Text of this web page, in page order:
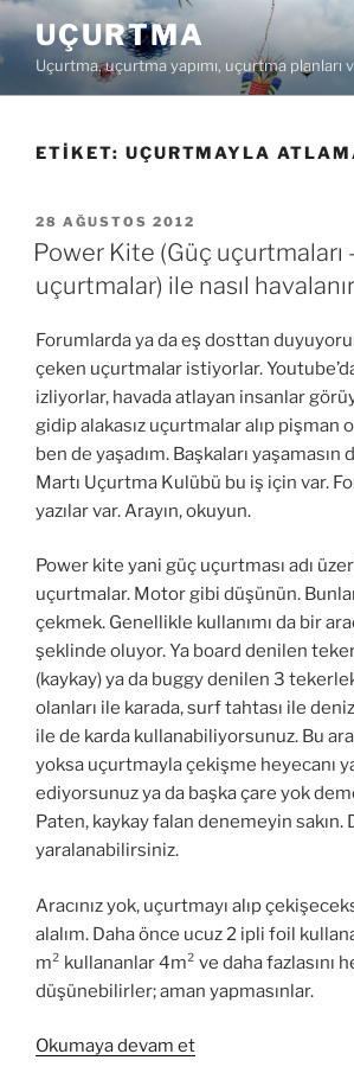
İçeriğe
geç UÇURTMA
Uçurtma, uçurtma yapımı, uçurtma planları
ETIKET: UÇURTMAYLA
YAYIM
TARIHI
28 AĞUSTOS 2012
Power Kite (Güç uçurtmaları
uçurtmalar) ile nasıl
Forumlarda ya da eş dosttan
çeken uçurtmalar istiyorlar.
izliyorlar, havada atlayan insanlar
gidip alakasız uçurtmalar alıp pişman
ben de yaşadım. Başkaları yaşamasın
Martı Uçurtma Kulübü bu iş için var.
yazılar var. Arayın, okuyun.
Power kite yani güç uçurtması adı
uçurtmalar. Motor gibi düşünün.
çekmek. Genellikle kullanımı da bir
şeklinde oluyor. Ya board denilen
(kaykay) ya da buggy denilen 3
olanları ile karada, surf tahtası ile
ile de karda kullanabiliyorsunuz. Bu
yoksa uçurtmayla çekişme heyecanı
ediyorsunuz ya da başka çare yok
Paten, kaykay falan denemeyin sakın.
yaralanabilirsiniz.
Aracınız yok, uçurtmayı alıp
alalım. Daha önce ucuz 2 ipli foil
m² kullananlar 4m² ve daha fazlasını
düşünebilirler; aman yapmasınlar.
Okumaya devam et“Power